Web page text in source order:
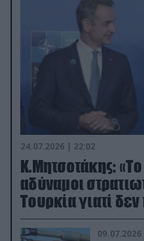
24.07.2026 | 22:02
Κ.Μητσοτάκης:
αδύναμοι
Τουρκία γιατί
(βίντεο)
09.07.2026